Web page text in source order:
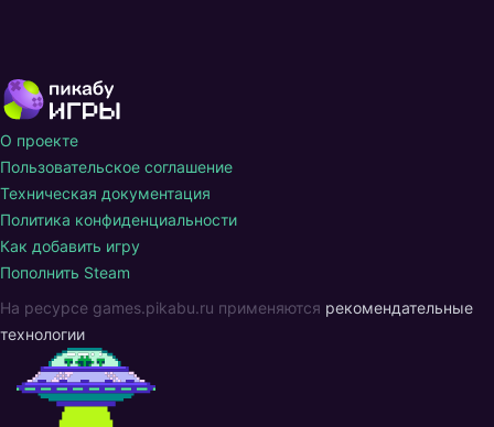
О проекте
Пользовательское соглашение
Техническая документация
Политика конфиденциальности
Как добавить игру
Пополнить Steam
На ресурсе games.pikabu.ru применяются рекомендательные
технологии